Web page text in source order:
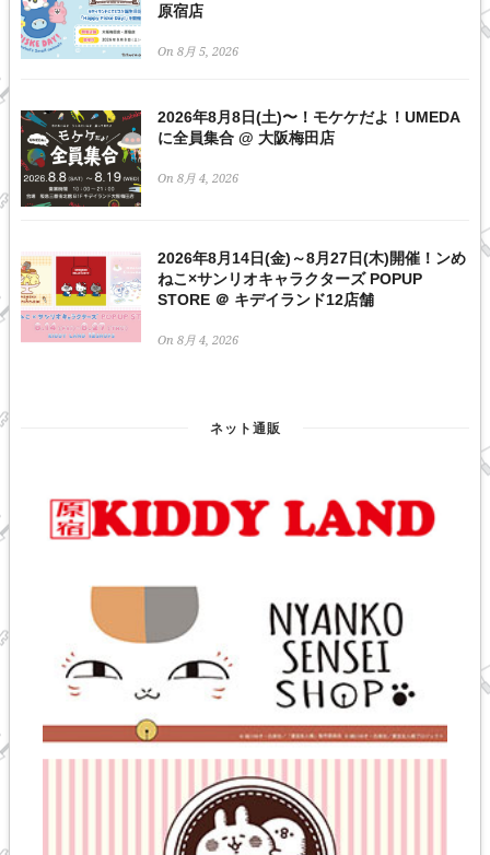
原宿店
On 8月 5, 2026
2026年8月8日(土)〜！モケケだよ！UMEDA
に全員集合 @ 大阪梅田店
On 8月 4, 2026
2026年8月14日(金)～8月27日(木)開催！ンめ
ねこ×サンリオキャラクターズ POPUP
STORE ＠ キデイランド12店舗
On 8月 4, 2026
ネット通販